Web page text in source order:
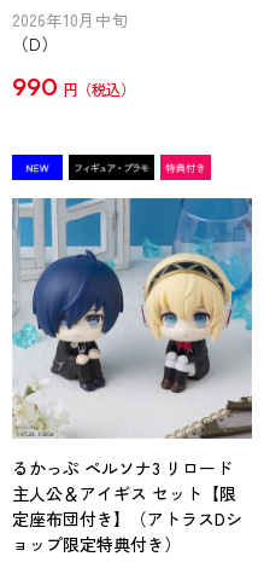
2026年10月中旬
（D）
990 円
るかっぷ ペルソナ3 リロード
主人公＆アイギス セット【限
定座布団付き】（アトラスDシ
ョップ限定特典付き）